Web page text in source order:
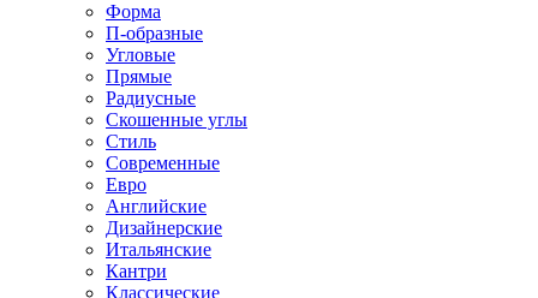
Форма
П-образные
Угловые
Прямые
Радиусные
Скошенные углы
Стиль
Современные
Евро
Английские
Дизайнерские
Итальянские
Кантри
Классические